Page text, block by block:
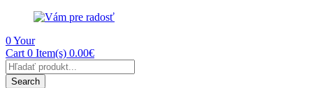
0Your
Cart 0 Item(s) 0.00€
Search